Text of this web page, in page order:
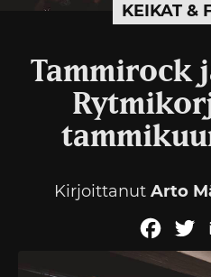
KEIKAT &
Tammirock
Kirjoittanut Arto